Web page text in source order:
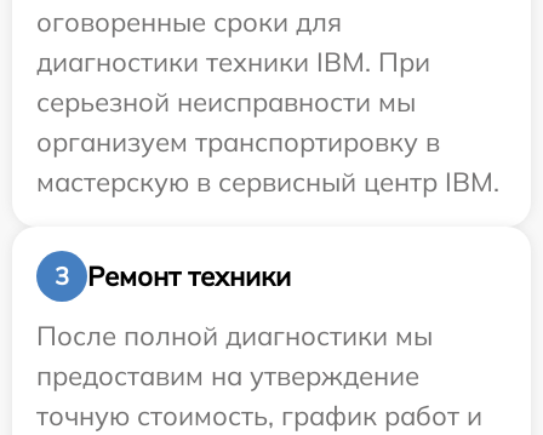
оговоренные сроки для
диагностики техники IBM. При
серьезной неисправности мы
организуем транспортировку в
мастерскую в сервисный центр IBM.
3
Ремонт техники
После полной диагностики мы
предоставим на утверждение
точную стоимость, график работ и